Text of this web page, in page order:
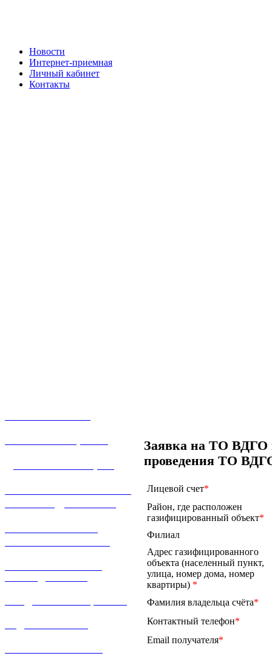
Новости
Интернет-приемная
Личный кабинет
Контакты
Заявка на ТО ВДГО
проведения ТО
Лицевой счет*
Район, где расположен
газифицированный объект*
Филиал
Адрес газифицированного
объекта (населенный пункт,
улица, номер дома, номер
квартиры) *
Фамилия владельца счёта*
Контактный телефон*
Email получателя*